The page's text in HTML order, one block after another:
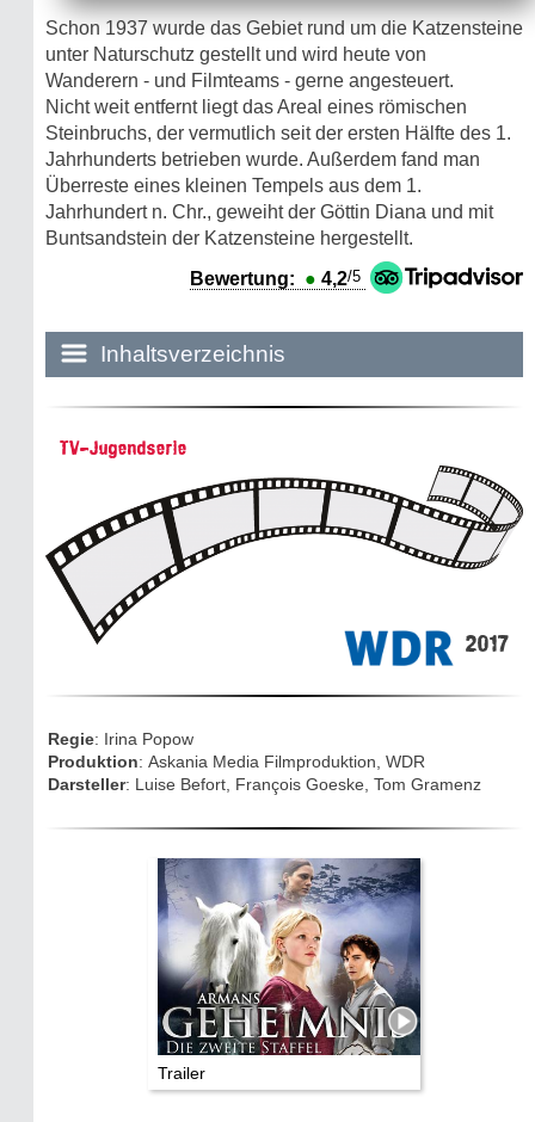
Schon 1937 wurde das Gebiet rund um die Katzensteine
unter Naturschutz gestellt und wird heute von
Wanderern - und Filmteams - gerne angesteuert.
Nicht weit entfernt liegt das Areal eines römischen
Steinbruchs, der vermutlich seit der ersten Hälfte des 1.
Jahrhunderts betrieben wurde. Außerdem fand man
Überreste eines kleinen Tempels aus dem 1.
Jahrhundert n. Chr., geweiht der Göttin Diana und mit
Buntsandstein der Katzensteine hergestellt.
Bewertung: ● 4,2/5
Inhaltsverzeichnis
Mythen, Märchen & Legenden (2025)
Drehorte & Tatorte
TV & Kino
Die Stars:
Wer hat wo gedreht?
Mediathek
TV-Jugendserie
2017
Regie: Irina Popow
Produktion: Askania Media Filmproduktion, WDR
Darsteller: Luise Befort, François Goeske, Tom Gramenz
Trailer